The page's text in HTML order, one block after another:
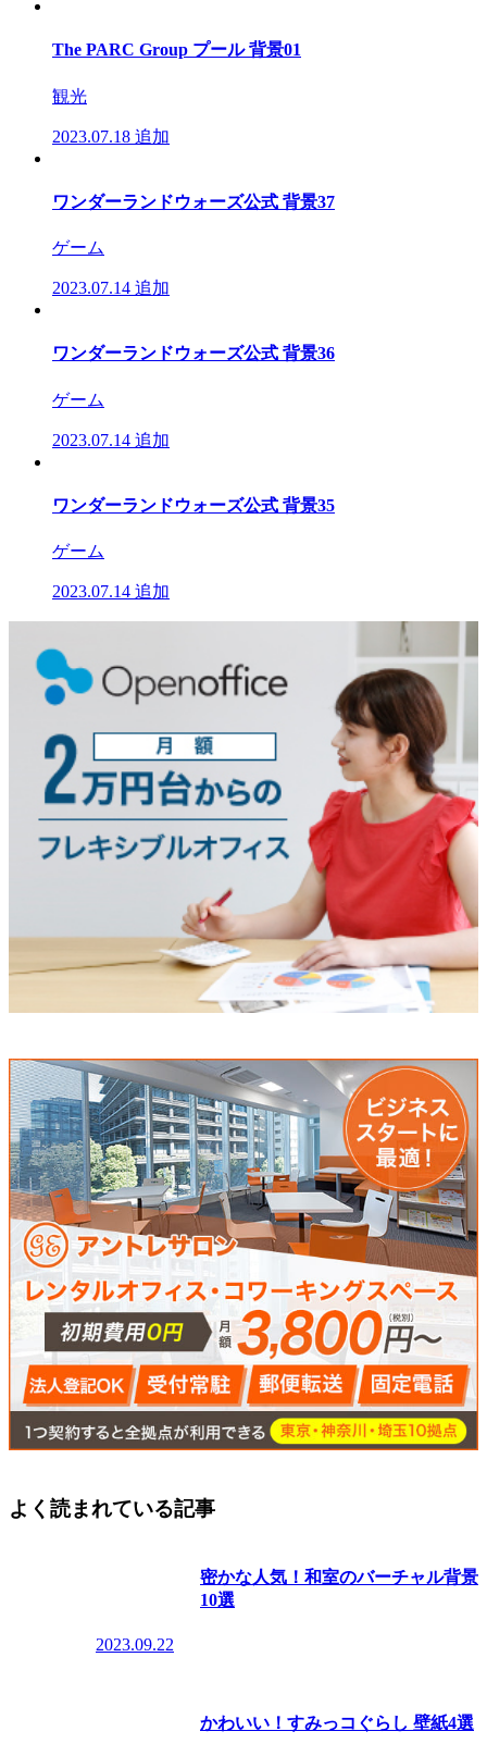
The PARC Group プール 背景01
観光
2023.07.18 追加
ワンダーランドウォーズ公式 背景37
ゲーム
2023.07.14 追加
ワンダーランドウォーズ公式 背景36
ゲーム
2023.07.14 追加
ワンダーランドウォーズ公式 背景35
ゲーム
2023.07.14 追加
よく読まれている記事
密かな人気！和室のバーチャル背景
10選
2023.09.22
かわいい！すみっコぐらし 壁紙4選